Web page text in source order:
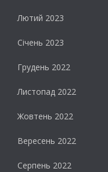
Лютий 2023
Січень 2023
Грудень 2022
Листопад 2022
Жовтень 2022
Вересень 2022
Серпень 2022